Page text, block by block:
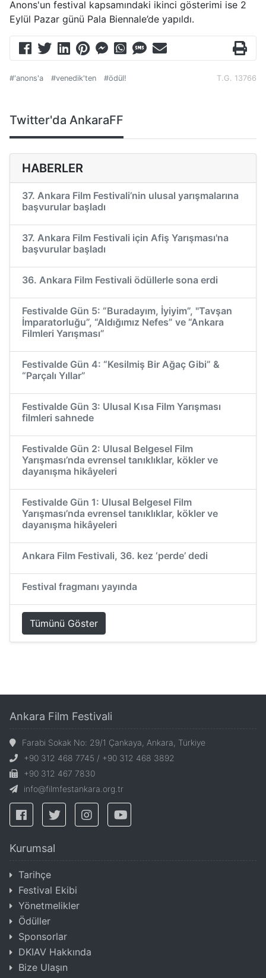
Anons'un festival kapsamındaki ikinci gösterimi ise 2
Eylül Pazar günü Pala Biennale’de yapıldı.
T.G. 13766
#'anons'a #venedik'ten #ödül!
Twitter'da AnkaraFF
HABERLER
37. Ankara Film Festivali’nin ulusal yarışmalarına
başvurular başladı
37. Ankara Film Festivali için Afiş Yarışması'na
başvurular başladı
36. Ankara Film Festivali ödüllerle sona erdi
Festivalde Gün 5: “Buradayım, İyiyim”, "Tavşan
İmparatorluğu”, “Aldığımız Nefes” ve “Ankara
Filmleri Yarışması”
Festivalde Gün 4: “Kesilmiş Bir Ağaç Gibi” &
“Parçalı Yıllar”
Festivalde Gün 3: Ulusal Kısa Film Yarışması
filmleri sahnede
Festivalde Gün 2: Ulusal Belgesel Film
Yarışması’nda evrensel tanıklıklar, kökler ve
dayanışma hikâyeleri
Festivalde Gün 1: Ulusal Belgesel Film
Yarışması’nda evrensel tanıklıklar, kökler ve
dayanışma hikâyeleri
Ankara Film Festivali, 36. kez ‘perde’ dedi
Festival fragmanı yayında
Tümünü Göster
Ankara Film Festivali
Farabi Sokak No: 29/1 Çankaya, Ankara, Türkiye
+90 312 468 7745 / +90 312 468 3892
+90 312 467 7830
info@filmfestankara.org.tr
Kurumsal
Tarihçe
Festival Ekibi
Yönetmelikler
Ödüller
Sponsorlar
DKIAV Hakkında
Bize Ulaşın